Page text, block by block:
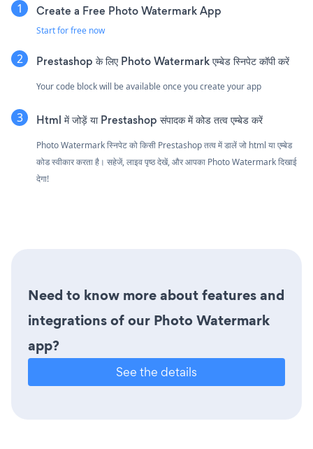
Create a Free Photo Watermark App
Start for free now
Prestashop के लिए Photo Watermark एम्बेड स्निपेट कॉपी करें
Your code block will be available once you create your app
Html में जोड़ें या Prestashop संपादक में कोड तत्व एम्बेड करें
Photo Watermark स्निपेट को किसी Prestashop तत्व में डालें जो html या एम्बेड
कोड स्वीकार करता है। सहेजें, लाइव पृष्ठ देखें, और आपका Photo Watermark दिखाई
देगा!
Need to know more about features and
integrations of our Photo Watermark
app?
See the details